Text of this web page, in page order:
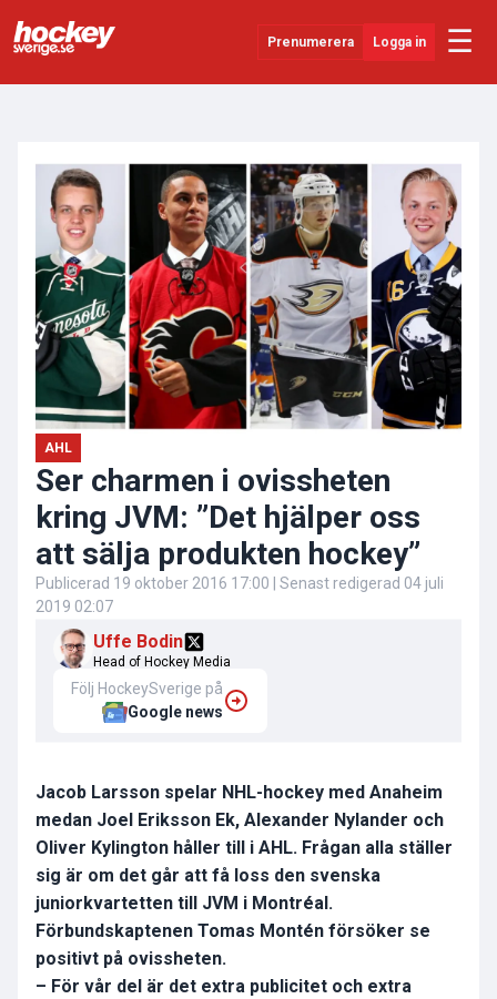
Prenumerera Logga in ☰
SHL
Evenemang
Övrigt
AHL
Ser charmen i ovissheten
kring JVM: ”Det hjälper oss
att sälja produkten hockey”
Publicerad 19 oktober 2016 17:00 | Senast redigerad 04 juli
2019 02:07
Uffe Bodin
Head of Hockey Media
Följ HockeySverige på
Google news
Jacob Larsson spelar NHL-hockey med Anaheim
medan Joel Eriksson Ek, Alexander Nylander och
Oliver Kylington håller till i AHL. Frågan alla ställer
sig är om det går att få loss den svenska
juniorkvartetten till JVM i Montréal.
Förbundskaptenen Tomas Montén försöker se
positivt på ovissheten.
– För vår del är det extra publicitet och extra